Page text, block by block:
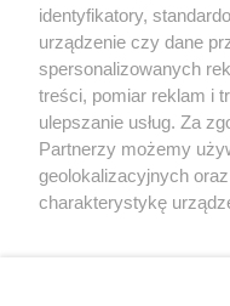
Kultura
X
identyfikatory,
urządzenie czy dane
spersonalizowanych
treści, pomiar reklam i
ulepszanie usług. Za
Partnerzy możemy
geolokalizacyjnych
charakterystykę